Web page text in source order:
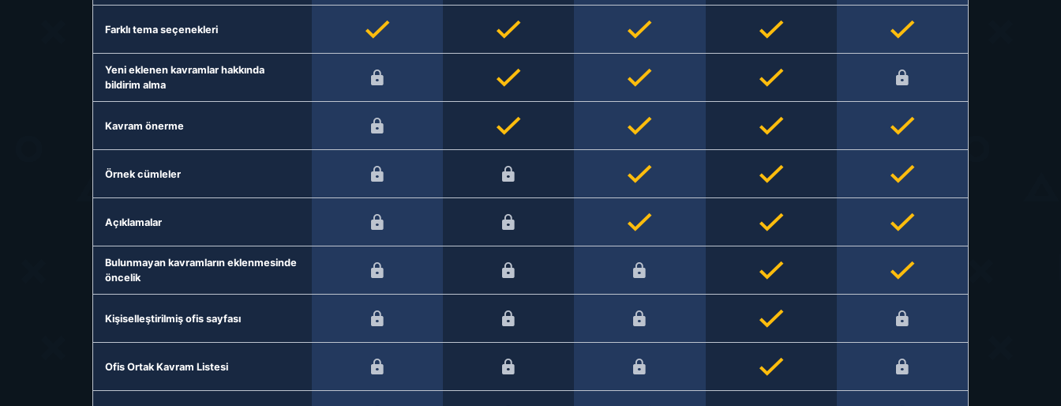
Farklı tema seçenekleri
Yeni eklenen kavramlar hakkında
bildirim alma
Kavram önerme
Örnek cümleler
Açıklamalar
Bulunmayan kavramların eklenmesinde
öncelik
Kişiselleştirilmiş ofis sayfası
Ofis Ortak Kavram Listesi